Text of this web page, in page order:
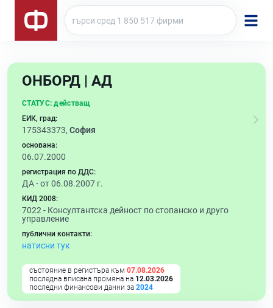
ОНБОРД | АД
СТАТУС: действащ
ЕИК, град:
175343373, София
основана:
06.07.2000
регистрация по ДДС:
ДА - от 06.08.2007 г.
КИД 2008:
7022 - Консултантска дейност по стопанско и друго
управление
публични контакти:
натисни тук
състояние в регистъра към 07.08.2026
последна вписана промяна на 12.03.2026
последни финансови данни за 2024